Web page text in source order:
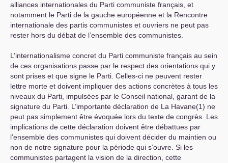
alliances internationales du Parti communiste français, et
notamment le Parti de la gauche européenne et la Rencontre
internationale des partis communistes et ouvriers ne peut pas
rester hors du débat de l’ensemble des communistes.
L’internationalisme concret du Parti communiste français au sein
de ces organisations passe par le respect des orientations qui y
sont prises et que signe le Parti. Celles-ci ne peuvent rester
lettre morte et doivent impliquer des actions concrètes à tous les
niveaux du Parti, impulsées par le Conseil national, garant de la
signature du Parti. L’importante déclaration de La Havane(1) ne
peut pas simplement être évoquée lors du texte de congrès. Les
implications de cette déclaration doivent être débattues par
l’ensemble des communistes qui doivent décider du maintien ou
non de notre signature pour la période qui s’ouvre. Si les
communistes partagent la vision de la direction, cette